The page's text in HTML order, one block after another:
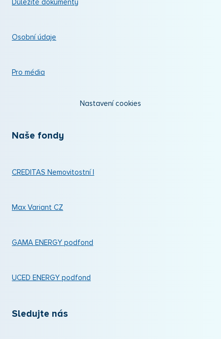
Důležité dokumenty
Osobní údaje
Pro média
Nastavení cookies
Naše fondy
CREDITAS Nemovitostní I
Max Variant CZ
GAMA ENERGY podfond
UCED ENERGY podfond
Sledujte nás